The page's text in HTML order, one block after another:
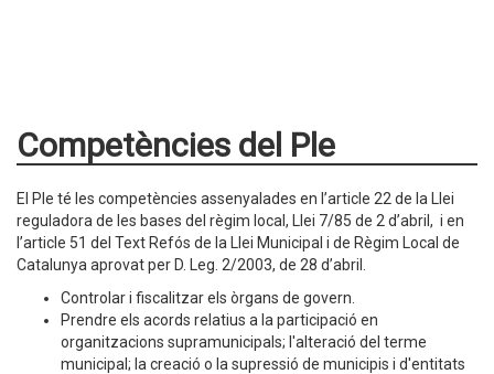
Competències del Ple
El Ple té les competències assenyalades en l’article 22 de la Llei
reguladora de les bases del règim local, Llei 7/85 de 2 d’abril, i en
l’article 51 del Text Refós de la Llei Municipal i de Règim Local de
Catalunya aprovat per D. Leg. 2/2003, de 28 d’abril.
Controlar i fiscalitzar els òrgans de govern.
Prendre els acords relatius a la participació en
organitzacions supramunicipals; l'alteració del terme
municipal; la creació o la supressió de municipis i d'entitats